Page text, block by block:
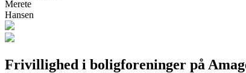
Merete
Hansen
Frivillighed i boligforeninger på